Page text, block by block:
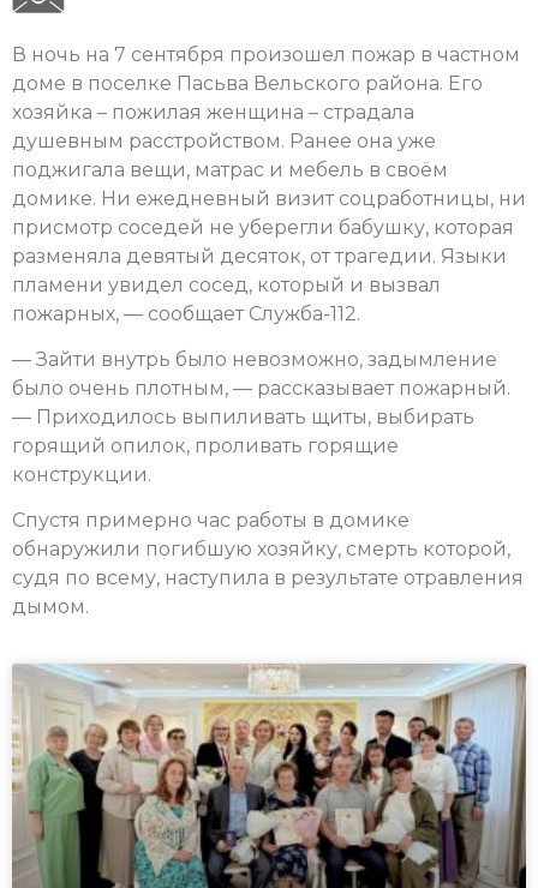
В ночь на 7 сентября произошел пожар в частном
доме в поселке Пасьва Вельского района. Его
хозяйка – пожилая женщина – страдала
душевным расстройством. Ранее она уже
поджигала вещи, матрас и мебель в своём
домике. Ни ежедневный визит соцработницы, ни
присмотр соседей не уберегли бабушку, которая
разменяла девятый десяток, от трагедии. Языки
пламени увидел сосед, который и вызвал
пожарных, — сообщает Служба-112.
— Зайти внутрь было невозможно, задымление
было очень плотным, — рассказывает пожарный.
— Приходилось выпиливать щиты, выбирать
горящий опилок, проливать горящие
конструкции.
Спустя примерно час работы в домике
обнаружили погибшую хозяйку, смерть которой,
судя по всему, наступила в результате отравления
дымом.